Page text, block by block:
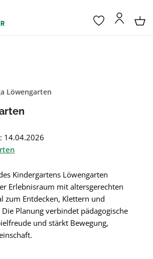
Löwengarten
14.04.2026
Kindergartens Löwengarten
Erlebnisraum mit altersgerechten
zum Entdecken, Klettern und
Planung verbindet pädagogische
und stärkt Bewegung,